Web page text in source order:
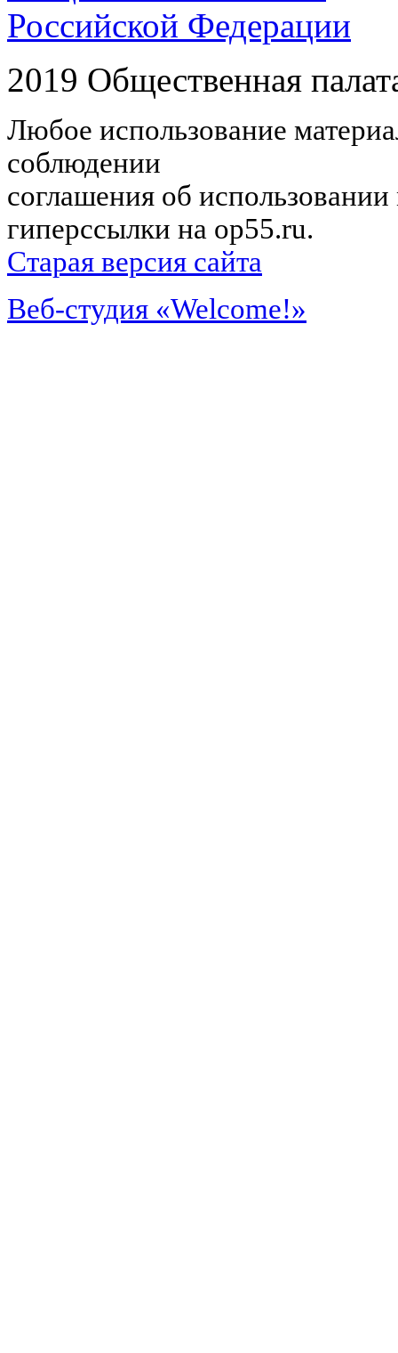
Российской Федерации
2019 Общественная
Любое использование
соблюдении
соглашения об
гиперссылки на op55.ru.
Старая версия сайта
Веб-студия «Welcome!»